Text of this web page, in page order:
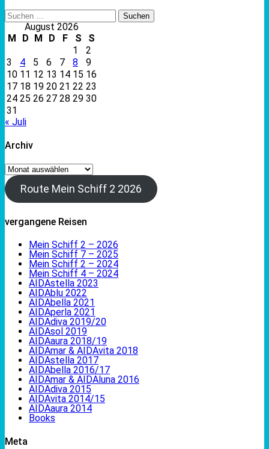
Suchen
nach:August 2026
M
D M D F S
S
1
2
3
4 5 6 7 8
9
10 11 12 13 14 15 16
17 18 19 20 21 22 23
24 25 26 27 28 29 30
31
« Juli
Archiv
Archiv
Route Mein Schiff 2 2026
vergangene Reisen
Mein Schiff 2 – 2026
Mein Schiff 7 – 2025
Mein Schiff 2 – 2024
Mein Schiff 4 – 2024
AIDAstella 2023
AIDAblu 2022
AIDAbella 2021
AIDAperla 2021
AIDAdiva 2019/20
AIDAsol 2019
AIDAaura 2018/19
AIDAmar & AIDAvita 2018
AIDAstella 2017
AIDAbella 2016/17
AIDAmar & AIDAluna 2016
AIDAdiva 2015
AIDAvita 2014/15
AIDAaura 2014
Books
Meta